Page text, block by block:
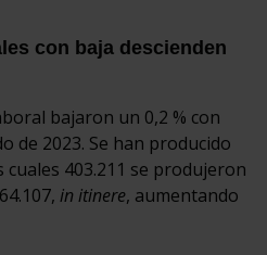
con baja descienden
bajaron un 0,2 % con
de 2023. Se han producido
cuales 403.211 se produjeron
in itinere, aumentando